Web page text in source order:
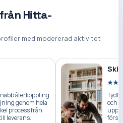
Hitta-
med modererad aktivitet
återkoppling
genom hela
process från
leverans.
och